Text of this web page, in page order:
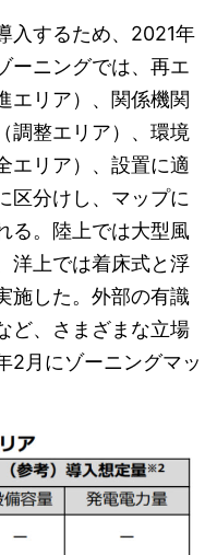
入するため、2021年
ーニングでは、再エ
エリア）、関係機関
調整エリア）、環境
エリア）、設置に適
区分けし、マップに
る。陸上では大型風
洋上では着床式と浮
施した。外部の有識
ど、さまざまな立場
2月にゾーニングマッ